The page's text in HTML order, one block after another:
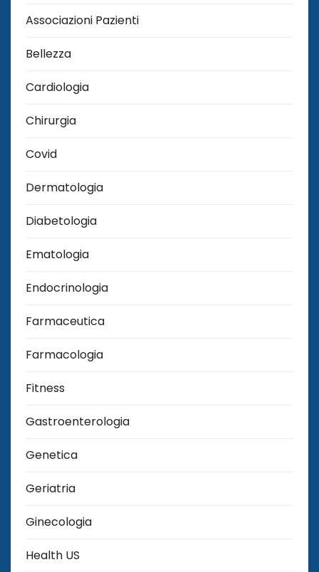
Associazioni Pazienti
Bellezza
Cardiologia
Chirurgia
Covid
Dermatologia
Diabetologia
Ematologia
Endocrinologia
Farmaceutica
Farmacologia
Fitness
Gastroenterologia
Genetica
Geriatria
Ginecologia
Health US